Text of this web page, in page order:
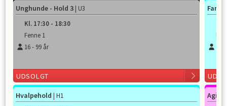
Unghunde - Hold 3 | U3
Kl. 17:30 - 18:30
Fenne 1
16- 99år
UDSOLGT
Hvalpehold | H1